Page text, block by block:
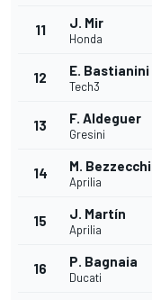
11 J. Mir
Honda
12 E. Bastianini
Tech3
13 F. Aldeguer
Gresini
14 M. Bezzecchi
Aprilia
15 J. Martín
Aprilia
16 P. Bagnaia
Ducati